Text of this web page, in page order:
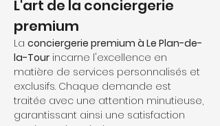
L'art de la conciergerie
premium
La conciergerie premium à Le Plan-de-
la-Tour incarne l'excellence en
matière de services personnalisés et
exclusifs. Chaque demande est
traitée avec une attention minutieuse,
garantissant ainsi une satisfaction